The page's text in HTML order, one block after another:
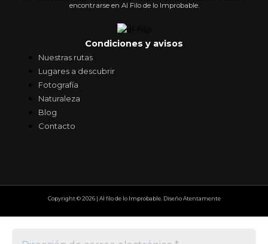
encontrarse en Al Filo de lo Improbable.
Condiciones y avisos
Nuestras rutas
Lugares a descubrir
Fotografía
Naturaleza
Blog
Contacto
Copyright © 2026 | Al filo de lo Improbable. Diseño Atentamente